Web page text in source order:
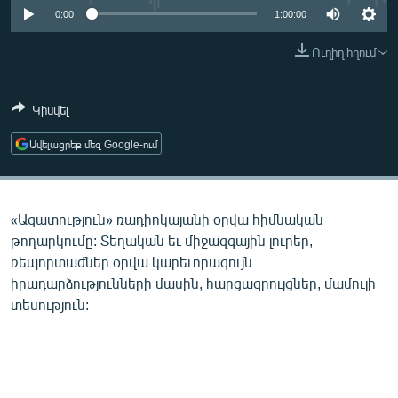
ՄԻՋԱԶԳԱՅԻՆ
ՄԵԿՆԱԲԱՆՈՒԹՅՈՒՆ
ՏՏ ԵՒ ԻՆՏԵՐՆԵՏ
ԿՈՐՈՆԱՎԻՐՈՒՍ
ՏԵՍԱՆՅՈՒԹԵՐ
ԲԱՆԱՎԵՃ
ՁԳՏԵԼՈՎ ԼԱՎԱԳՈՒՅՆԻՆ
0:00 1:00:00
Ուղիղ հղում
Կիսվել
Ավելացրեք մեզ Google-ում
«Ազատություն» ռադիոկայանի օրվա հիմնական
թողարկումը: Տեղական եւ միջազգային լուրեր,
ռեպորտաժներ օրվա կարեւորագույն
իրադարձությունների մասին, հարցազրույցներ, մամուլի
տեսություն: